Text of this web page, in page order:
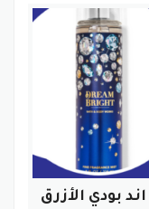
بودي الأزرق